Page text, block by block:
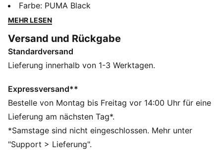
einem Bein. Bündchen am Bein und ein elastischer
Bund mit farbigem Kordelzug sorgen für die perfekte
DETAILS
Regular Fit
French Terry
Normale Länge
PUMA Cat Logoprint
Bündchen am Bein
Seitentaschen
Elastischer Bund
Farbe: PUMA Black
MEHR LESEN
Versand und Rückgabe
Standardversand
Lieferung innerhalb von 1-3 Werktagen.
Expressversand**
Bestelle von Montag bis Freitag vor 14:00 Uhr für eine
Lieferung am nächsten Tag*.
*Samstage sind nicht eingeschlossen. Mehr unter
"Support > Lieferung".